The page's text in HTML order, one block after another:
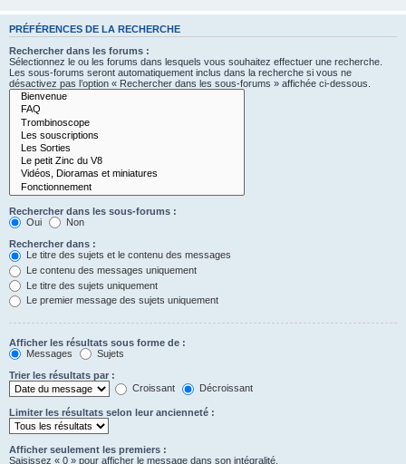
PRÉFÉRENCES DE LA RECHERCHE
Rechercher dans les forums :
Sélectionnez le ou les forums dans lesquels vous souhaitez effectuer une recherche.
Les sous-forums seront automatiquement inclus dans la recherche si vous ne
désactivez pas l’option « Rechercher dans les sous-forums » affichée ci-dessous.
Rechercher dans les sous-forums :
Oui
Non
Rechercher dans :
Le titre des sujets et le contenu des messages
Le contenu des messages uniquement
Le titre des sujets uniquement
Le premier message des sujets uniquement
Afficher les résultats sous forme de :
Messages
Sujets
Trier les résultats par :
Croissant
Décroissant
Limiter les résultats selon leur ancienneté :
Afficher seulement les premiers :
Saisissez « 0 » pour afficher le message dans son intégralité.